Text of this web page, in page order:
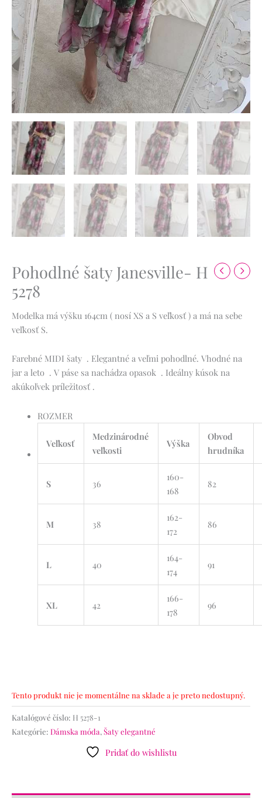
Pohodlné šaty Janesville- H
5278
Modelka má výšku 164cm ( nosí XS a S veľkosť ) a má na sebe
veľkosť S.
Farebné MIDI šaty . Elegantné a veľmi pohodlné. Vhodné na
jar a leto . V páse sa nachádza opasok . Ideálny kúsok na
akúkoľvek príležitosť .
ROZMER
Veľkosť
Medzinárodné
veľkosti
Výška
Obvod
hrudníka
S 36
160-
168
82
M 38
162-
172
86
L 40
164-
174
91
XL 42
166-
178
96
Tento produkt nie je momentálne na sklade a je preto nedostupný.
Katalógové číslo: H 5278-1
Kategórie: Dámska móda,Šaty elegantné
Pridať do wishlistu